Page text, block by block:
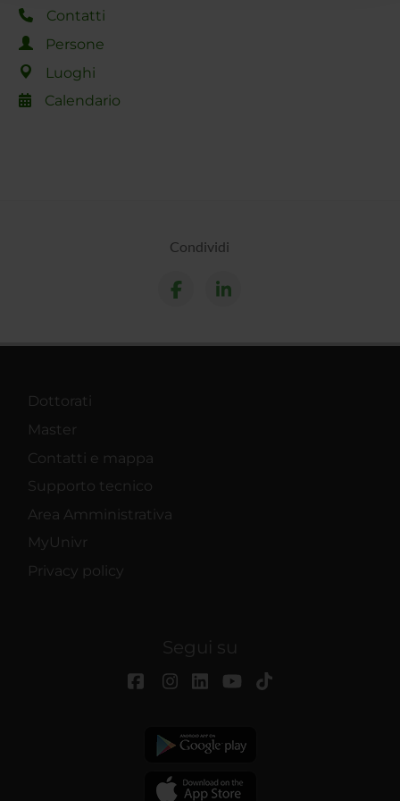
raccolto dal tuo utilizzo dei loro servizi.
Contatti
Persone
Luoghi
Calendario
Condividi
Dottorati
Master
Contatti e mappa
Supporto tecnico
Area Amministrativa
MyUnivr
Privacy policy
Segui su